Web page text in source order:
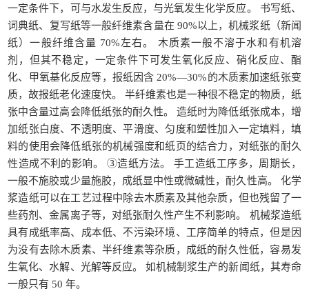
一定条件下，可与水发生反应，与光氧发生化学反应。 书写纸、
词典纸、复写纸等一般纤维素含量在 90%以上，机械浆纸（新闻
纸）一般纤维含量 70%左右。 木质素一般不溶于水和有机溶
剂，但其不稳定，一定条件下可发生氧化反应、硝化反应、酯
化、甲氧基化反应等，报纸因含 20%—30%的木质素加速纸张变
质，故报纸老化速度快。 半纤维素也是一种很不稳定的物质，纸
张中含量过高会降低纸张的耐久性。 造纸时为降低纸张成本，增
加纸张白度、不透明度、平滑度、匀度和塑性加入一定填料，填
料的使用会降低纸张的机械强度和纸页的结合力，对纸张的耐久
性造成不利的影响。 ③造纸方法。 手工造纸工序多，周期长，
一般不施胶或少量施胶，成纸显中性或微碱性，耐久性高。 化学
浆造纸可以在工艺过程中除去木质素及其他杂质，但也残留了一
些药剂、金属离子等，对纸张耐久性产生不利影响。 机械浆造纸
具有成纸率高、成本低、不污染环境、工序简单的特点，但是因
为没有去除木质素、半纤维素等杂质，成纸的耐久性低，容易发
生氧化、水解、光解等反应。 如机械制浆生产的新闻纸，其寿命
一般只有 50 年。